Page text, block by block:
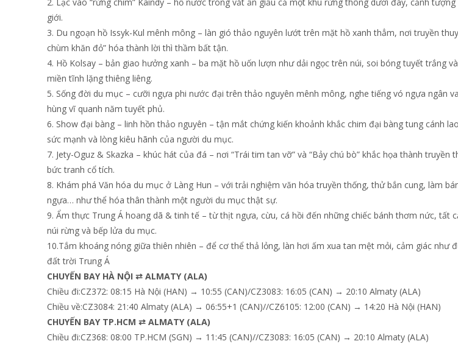
giới.
3. Du ngoạn hồ Issyk-Kul mênh mông – làn gió thảo nguyên lướt trên mặt hồ xanh thẳm, nơi truyền
chùm khăn đỏ” hóa thành lời thì thầm bất tận.
4. Hồ Kolsay – bản giao hưởng xanh – ba mặt hồ uốn lượn như dải ngọc trên núi, soi bóng tuyết trắng
miền tĩnh lặng thiêng liêng.
5. Sống đời du mục – cưỡi ngựa phi nước đại trên thảo nguyên mênh mông, nghe tiếng vó ngựa ngân
hùng vĩ quanh năm tuyết phủ.
6. Show đại bàng – linh hồn thảo nguyên – tận mắt chứng kiến khoảnh khắc chim đại bàng tung cánh
sức mạnh và lòng kiêu hãnh của người du mục.
7. Jety-Oguz & Skazka – khúc hát của đá – nơi “Trái tim tan vỡ” và “Bảy chú bò” khắc họa thành truyền
bức tranh cổ tích.
8. Khám phá Văn hóa du mục ở Làng Hun – với trải nghiệm văn hóa truyền thống, thử bắn cung, làm
ngựa… như thể hóa thân thành một người du mục thật sự.
9. Ẩm thực Trung Á hoang dã & tinh tế – từ thịt ngựa, cừu, cá hồi đến những chiếc bánh thơm nức, tất
núi rừng và bếp lửa du mục.
10.Tắm khoáng nóng giữa thiên nhiên – để cơ thể thả lỏng, làn hơi ấm xua tan mệt mỏi, cảm giác như
đất trời Trung Á
CHUYẾN BAY HÀ NỘI ⇄ ALMATY (ALA)
Chiều đi:CZ372: 08:15 Hà Nội (HAN) → 10:55 (CAN)/CZ3083: 16:05 (CAN) → 20:10 Almaty (ALA)
Chiều về:CZ3084: 21:40 Almaty (ALA) → 06:55+1 (CAN)//CZ6105: 12:00 (CAN) → 14:20 Hà Nội (HAN)
CHUYẾN BAY TP.HCM ⇄ ALMATY (ALA)
Chiều đi:CZ368: 08:00 TP.HCM (SGN) → 11:45 (CAN)//CZ3083: 16:05 (CAN) → 20:10 Almaty (ALA)